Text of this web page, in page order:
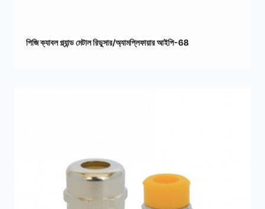
পিজি ক্যাবল গ্ল্যান্ড মেটাল রিডুসার/অ্যামপ্লিফায়ার আইপি-68